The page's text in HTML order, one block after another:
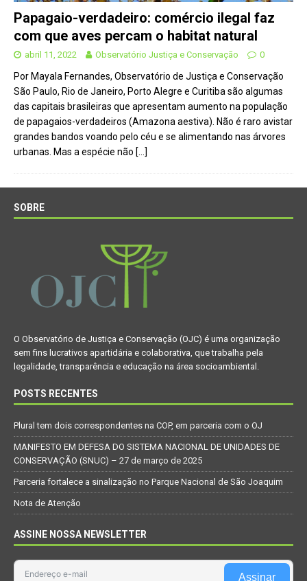
Papagaio-verdadeiro: comércio ilegal faz
com que aves percam o habitat natural
abril 11, 2022 Observatório Justiça e Conservação 0
Por Mayala Fernandes, Observatório de Justiça e Conservação
São Paulo, Rio de Janeiro, Porto Alegre e Curitiba são algumas
das capitais brasileiras que apresentam aumento na população
de papagaios-verdadeiros (Amazona aestiva). Não é raro avistar
grandes bandos voando pelo céu e se alimentando nas árvores
urbanas. Mas a espécie não […]
SOBRE
O Observatório de Justiça e Conservação (OJC) é uma organização
sem fins lucrativos apartidária e colaborativa, que trabalha pela
legalidade, transparência e educação na área socioambiental.
POSTS RECENTES
Plural tem dois correspondentes na COP, em parceria com o OJ
MANIFESTO EM DEFESA DO SISTEMA NACIONAL DE UNIDADES DE
CONSERVAÇÃO (SNUC) – 27 de março de 2025
Parceria fortalece a sinalização no Parque Nacional de São Joaquim
Nota de Atenção
ASSINE NOSSA NEWSLETTER
Assinar